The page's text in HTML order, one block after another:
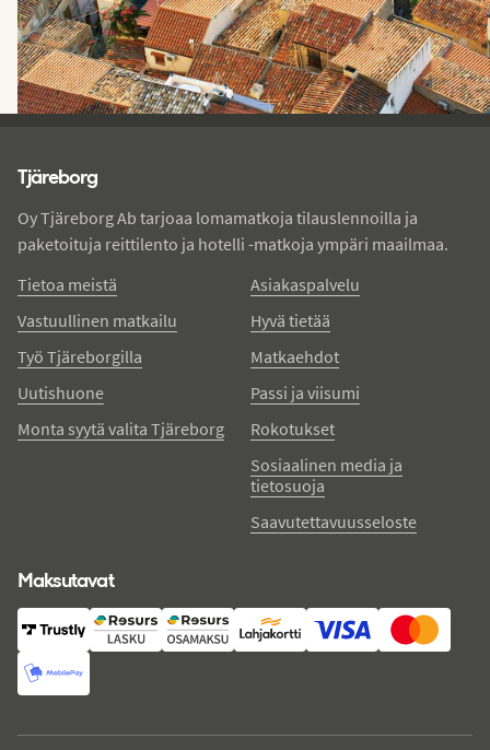
Tjäreborg
Oy Tjäreborg Ab tarjoaa lomamatkoja tilauslennoilla ja
paketoituja reittilento ja hotelli -matkoja ympäri maailmaa.
Tietoa meistä
Vastuullinen matkailu
Työ Tjäreborgilla
Uutishuone
Monta syytä valita Tjäreborg
Asiakaspalvelu
Hyvä tietää
Matkaehdot
Passi ja viisumi
Rokotukset
Sosiaalinen media ja
tietosuoja
Saavutettavuusseloste
Maksutavat